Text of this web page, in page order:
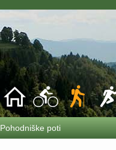
Pohodniške poti